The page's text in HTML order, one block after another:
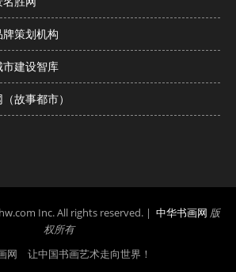
策划机构
市建设智库
故事都市）
Inc. All rights reserved. | 中华书画网 版
权所有
网 让中国书画艺术走向世界！